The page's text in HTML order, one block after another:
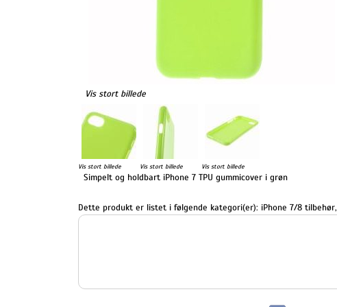
Vis stort billede
Vis stort billede Vis stort billede Vis stort billede
Simpelt og holdbart iPhone 7 TPU gummicover i grøn
Dette produkt er listet i følgende kategori(er): iPhone 7/8 tilbehør,